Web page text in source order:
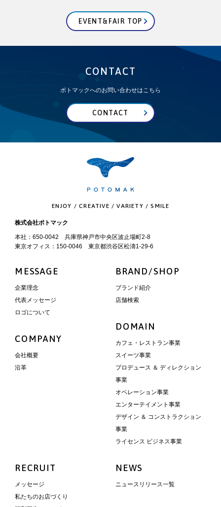
EVENT&FAIR TOP
CONTACT
ポトマックへのお問い合わせはこちら
CONTACT
ENJOY / CREATIVE / VARIETY / SMILE
株式会社ポトマック
本社：650-0042 兵庫県神戸市中央区波止場町2-8
東京オフィス：150-0046 東京都渋谷区松濤1-29-6
MESSAGE
企業理念
代表メッセージ
ロゴについて
COMPANY
会社概要
沿革
BRAND/SHOP
ブランド紹介
店舗検索
DOMAIN
カフェ・レストラン事業
スイーツ事業
プロデュース ＆ ディレクション
事業
オペレーション事業
エンターテイメント事業
デザイン ＆ コンストラクション
事業
ライセンス ビジネス事業
RECRUIT
メッセージ
私たちのお店づくり
NEWS
ニュースリリース一覧